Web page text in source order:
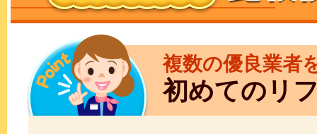
複数の優良業者
初めてのリ